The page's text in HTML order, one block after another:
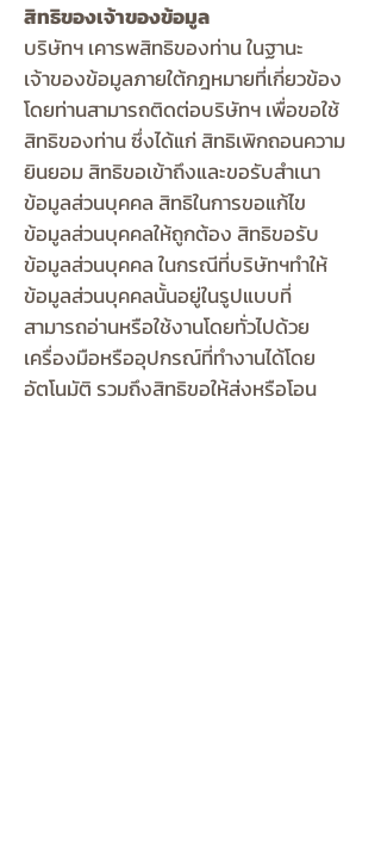
สิทธิของเจ้าของข้อมูล
บริษัทฯ เคารพสิทธิของท่าน ในฐานะ
เจ้าของข้อมูลภายใต้กฎหมายที่เกี่ยวข้อง
โดยท่านสามารถติดต่อบริษัทฯ เพื่อขอใช้
สิทธิของท่าน ซึ่งได้แก่ สิทธิเพิกถอนความ
ยินยอม สิทธิขอเข้าถึงและขอรับสำเนา
ข้อมูลส่วนบุคคล สิทธิในการขอแก้ไข
ข้อมูลส่วนบุคคลให้ถูกต้อง สิทธิขอรับ
ข้อมูลส่วนบุคคล ในกรณีที่บริษัทฯทำให้
ข้อมูลส่วนบุคคลนั้นอยู่ในรูปแบบที่
สามารถอ่านหรือใช้งานโดยทั่วไปด้วย
เครื่องมือหรืออุปกรณ์ที่ทำงานได้โดย
อัตโนมัติ รวมถึงสิทธิขอให้ส่งหรือโอน